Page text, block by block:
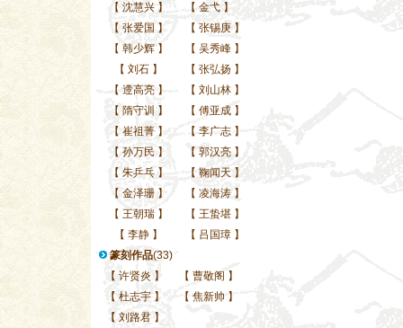
【 沈慧兴】 【 金弋 】
【 张爱国 】 【 张锡庚 】
【 韩少辉】 【 吴秀峰 】
【 刘石】 【 张弘扬 】
【 遆高亮】 【 刘山林 】
【 隋守训 】 【 傅亚成 】
【 崔祖菁】 【 李广志 】
【 孙万民 】 【 郭汉亮 】
【 朱乒乓】 【 鞠闻天 】
【 金泽珊】 【 凌海涛 】
【 王朝瑞】 【 王蛰堪 】
【 李静】 【 吕国璋 】
篆刻作品(33)
【 许贤炎 】 【 曹敬阁 】
【 杜志宇 】 【 焦新帅 】
【 刘路君 】